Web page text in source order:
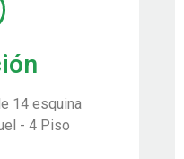
14 esquina
- 4 Piso